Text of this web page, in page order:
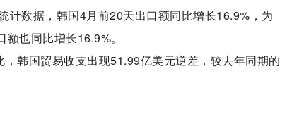
计数据，韩国4月前20天出口额同比增长16.9%，为
也同比增长16.9%。
韩国贸易收支出现51.99亿美元逆差，较去年同期的